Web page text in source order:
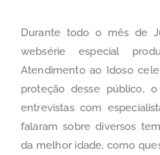
Durante todo o mês de
websérie especial
Atendimento ao Idoso
proteção desse público,
entrevistas com
falaram sobre diversos
da melhor idade, como